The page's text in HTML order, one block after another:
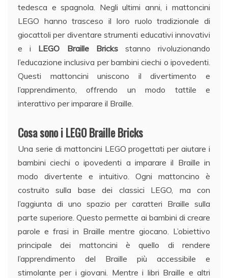
tedesca e spagnola. Negli ultimi anni, i mattoncini
LEGO hanno trasceso il loro ruolo tradizionale di
giocattoli per diventare strumenti educativi innovativi
e i LEGO Braille Bricksstanno rivoluzionando
l’educazione inclusiva per bambini ciechi o ipovedenti.
Questi mattoncini uniscono il divertimento e
l’apprendimento, offrendo un modo tattile e
interattivo per imparare il Braille.
Cosa sono i LEGO Braille Bricks
Una serie di mattoncini LEGO progettati per aiutare i
bambini ciechi o ipovedenti a imparare il Braille in
modo divertente e intuitivo. Ogni mattoncino è
costruito sulla base dei classici LEGO, ma con
l’aggiunta di uno spazio per caratteri Braille sulla
parte superiore. Questo permette ai bambini di creare
parole e frasi in Braille mentre giocano. L’obiettivo
principale dei mattoncini è quello di rendere
l’apprendimento del Braille più accessibile e
stimolante per i giovani. Mentre i libri Braille e altri